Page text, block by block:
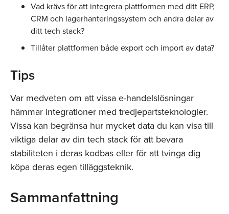
Vad krävs för att integrera plattformen med ditt ERP,
CRM och lagerhanteringssystem och andra delar av
ditt tech stack?
Tillåter plattformen både export och import av data?
Tips
Var medveten om att vissa e-handelslösningar
hämmar integrationer med tredjepartsteknologier.
Vissa kan begränsa hur mycket data du kan visa till
viktiga delar av din tech stack för att bevara
stabiliteten i deras kodbas eller för att tvinga dig
köpa deras egen tilläggsteknik.
Sammanfattning